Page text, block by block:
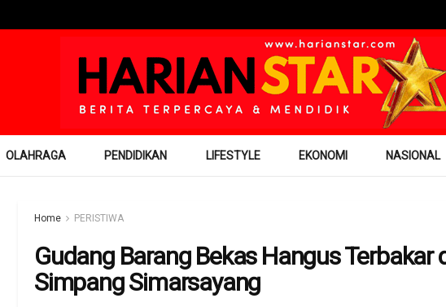
OLAHRAGA PENDIDIKAN LIFESTYLE EKONOMI NASIONAL
Home PERISTIWA
Gudang Barang Bekas Hangus Terbakar
Simpang Simarsayang